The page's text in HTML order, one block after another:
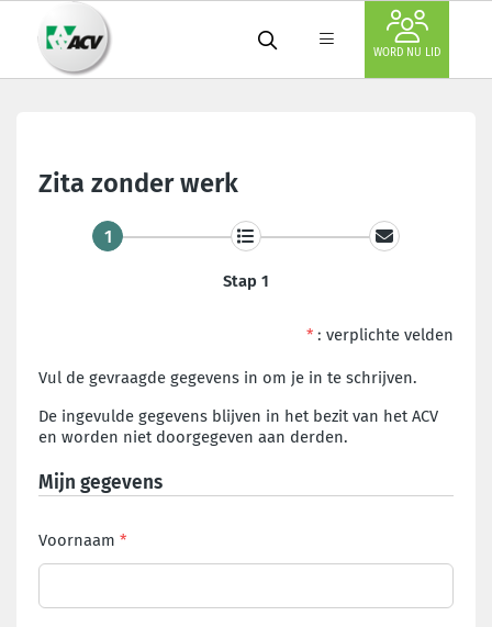
WORD NU LID
Zita zonder werk
1
Stap 1
* : verplichte velden
Vul de gevraagde gegevens in om je in te schrijven.
De ingevulde gegevens blijven in het bezit van het ACV
en worden niet doorgegeven aan derden.
Mijn gegevens
Voornaam